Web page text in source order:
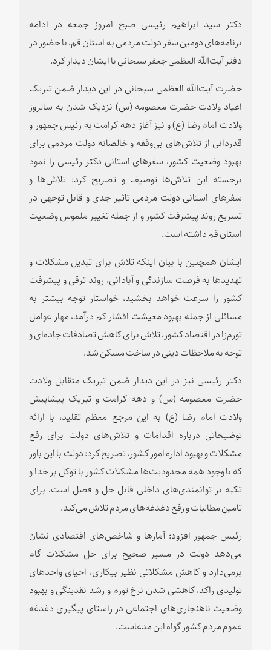
دکتر سید ابراهیم رئیسی صبح امروز جمعه در ادامه
برنامه‌های دومین سفر دولت مردمی به استان قم، با حضور در
دفتر آیت‌الله العظمی جعفر سبحانی با ایشان دیدار کرد.
حضرت آیت‌الله العظمی سبحانی در این دیدار ضمن تبریک
اعیاد ولادت حضرت معصومه (س) نزدیک شدن به سالروز
ولادت امام رضا (ع) و نیز آغاز دهه کرامت به رئیس جمهور و
قدردانی از تلاش‌های بی‌وقفه و خالصانه دولت مردمی برای
بهبود وضعیت کشور، سفرهای استانی دکتر رئیسی را نمود
برجسته این تلاش‌ها توصیف و تصریح کرد: تلاش‌ها و
سفرهای استانی دولت مردمی تاثیر جدی و قابل توجهی در
تسریع روند پیشرفت کشور و از جمله تغییر ملموس وضعیت
استان قم داشته است.
ایشان همچنین با بیان اینکه تلاش برای تبدیل مشکلات و
تهدیدها به فرصت سازندگی و آبادانی، روند ترقی و پیشرفت
کشور را سرعت خواهد بخشید، خواستار توجه بیشتر به
مسائلی از جمله بهبود معیشت اقشار کم درآمد، مهار عوامل
تورم‌زا در اقتصاد کشور، تلاش برای کاهش تصادفات جاده‌ای و
توجه به ملاحظات دینی در ساخت مسکن شد.
دکتر رئیسی نیز در این دیدار ضمن تبریک متقابل ولادت
حضرت معصومه (س) و دهه کرامت و تبریک پیشاپیش
ولادت امام رضا (ع) به این مرجع معظم تقلید، با ارائه
توضیحاتی درباره اقدامات و تلاش‌های دولت برای رفع
مشکلات و بهبود اداره امور کشور، تصریح کرد: دولت با این باور
که با وجود همه محدودیت‌ها مشکلات کشور با توکل بر خدا و
تکیه بر توانمندی‌های داخلی قابل حل و فصل است، برای
تامین مطالبات و رفع دغدغه‌های مردم تلاش می‌کند.
رئیس جمهور افزود: آمارها و شاخص‌های اقتصادی نشان
می‌دهد دولت در مسیر صحیح برای حل مشکلات گام
برمی‌دارد و کاهش مشکلاتی نظیر بیکاری، احیای واحدهای
تولیدی راکد، کاهشی شدن نرخ تورم و رشد نقدینگی و بهبود
وضعیت ناهنجاری‌های اجتماعی در راستای پیگیری دغدغه
عموم مردم کشور گواه این مدعاست.